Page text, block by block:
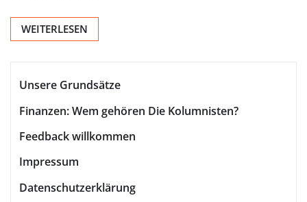
WEITERLESEN
Unsere Grundsätze
Finanzen: Wem gehören Die Kolumnisten?
Feedback willkommen
Impressum
Datenschutzerklärung